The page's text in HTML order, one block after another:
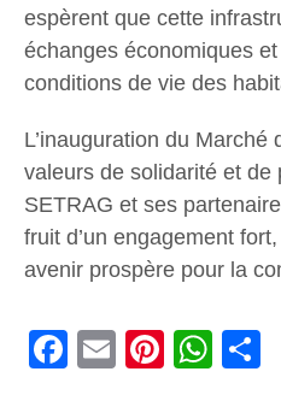
espèrent que cette
échanges économiques
conditions de vie des
L’inauguration du Marché
valeurs de solidarité et de
SETRAG et ses
fruit d’un engagement
avenir prospère pour la
Facebook
Email Pinterest